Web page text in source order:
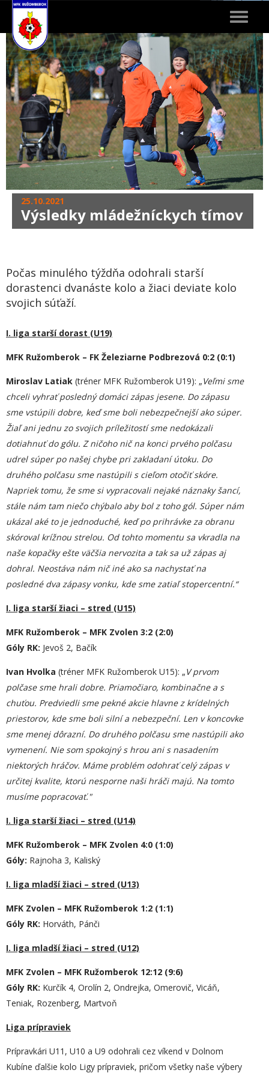
Toggle
25.10.2021
Výsledky mládežníckych tímov
Počas minulého týždňa odohrali starší
dorastenci dvanáste kolo a žiaci deviate kolo
svojich súťaží.
I. liga starší dorast (U19)
MFK Ružomberok – FK Železiarne Podbrezová 0:2 (0:1)
Miroslav Latiak (tréner MFK Ružomberok U19): „Veľmi sme
chceli vyhrať posledný domáci zápas jesene. Do zápasu
sme vstúpili dobre, keď sme boli nebezpečnejší ako súper.
Žiaľ ani jednu zo svojich príležitostí sme nedokázali
dotiahnuť do gólu. Z ničoho nič na konci prvého polčasu
udrel súper po našej chybe pri zakladaní útoku. Do
druhého polčasu sme nastúpili s cieľom otočiť skóre.
Napriek tomu, že sme si vypracovali nejaké náznaky šancí,
stále nám tam niečo chýbalo aby bol z toho gól. Súper nám
ukázal aké to je jednoduché, keď po prihrávke za obranu
skóroval krížnou strelou. Od tohto momentu sa vkradla na
naše kopačky ešte väčšia nervozita a tak sa už zápas aj
dohral. Neostáva nám nič iné ako sa nachystať na
posledné dva zápasy vonku, kde sme zatiaľ stopercentní.“
I. liga starší žiaci – stred (U15)
MFK Ružomberok – MFK Zvolen 3:2 (2:0)
Góly RK: Jevoš 2, Bačík
Ivan Hvolka (tréner MFK Ružomberok U15): „V prvom
polčase sme hrali dobre. Priamočiaro, kombinačne a s
chuťou. Predviedli sme pekné akcie hlavne z krídelných
priestorov, kde sme boli silní a nebezpeční. Len v koncovke
sme menej dôrazní. Do druhého polčasu sme nastúpili ako
vymenení. Nie som spokojný s hrou ani s nasadením
niektorých hráčov. Máme problém odohrať celý zápas v
určitej kvalite, ktorú nesporne naši hráči majú. Na tomto
musíme popracovať."
I. liga starší žiaci – stred (U14)
MFK Ružomberok – MFK Zvolen 4:0 (1:0)
Góly: Rajnoha 3, Kaliský
I. liga mladší žiaci – stred (U13)
MFK Zvolen – MFK Ružomberok 1:2 (1:1)
Góly RK: Horváth, Pánči
I. liga mladší žiaci – stred (U12)
MFK Zvolen – MFK Ružomberok 12:12 (9:6)
Góly RK: Kurčík 4, Orolín 2, Ondrejka, Omerovič, Vicáň,
Teniak, Rozenberg, Martvoň
Liga prípraviek
Prípravkári U11, U10 a U9 odohrali cez víkend v Dolnom
Kubíne ďalšie kolo Ligy prípraviek, pričom všetky naše výbery